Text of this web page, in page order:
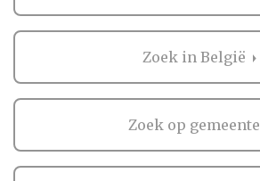
Zoek in België
Zoek op gemeente